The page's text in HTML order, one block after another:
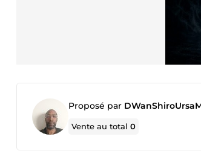
Proposé par
Vente au total0